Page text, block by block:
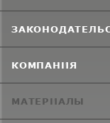
КОМПАНИЯ
МАТЕРИАЛЫ